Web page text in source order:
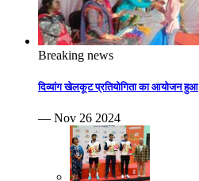
Breaking news
दिव्यांग खेलकूट प्रतियोगिता का आयोजन हुआ
— Nov 26 2024